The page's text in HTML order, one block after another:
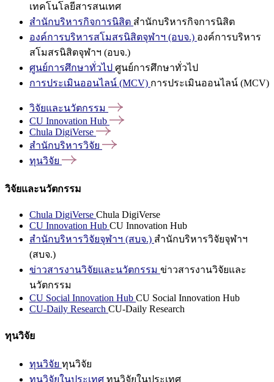
เทคโนโลยีสารสนเทศ
สำนักบริหารกิจการนิสิต สำนักบริหารกิจการนิสิต
องค์การบริหารสโมสรนิสิตจุฬาฯ (อบจ.) องค์การบริหาร
สโมสรนิสิตจุฬาฯ (อบจ.)
ศูนย์การศึกษาทั่วไป ศูนย์การศึกษาทั่วไป
การประเมินออนไลน์ (MCV) การประเมินออนไลน์ (MCV)
วิจัยและนวัตกรรม
CU Innovation Hub
Chula DigiVerse
สำนักบริหารวิจัย
ทุนวิจัย
วิจัยและนวัตกรรม
Chula DigiVerse Chula DigiVerse
CU Innovation Hub CU Innovation Hub
สำนักบริหารวิจัยจุฬาฯ (สบจ.) สำนักบริหารวิจัยจุฬาฯ
(สบจ.)
ข่าวสารงานวิจัยและนวัตกรรม ข่าวสารงานวิจัยและ
นวัตกรรม
CU Social Innovation Hub CU Social Innovation Hub
CU-Daily Research CU-Daily Research
ทุนวิจัย
ทุนวิจัย ทุนวิจัย
ทุนวิจัยในประเทศ ทุนวิจัยในประเทศ